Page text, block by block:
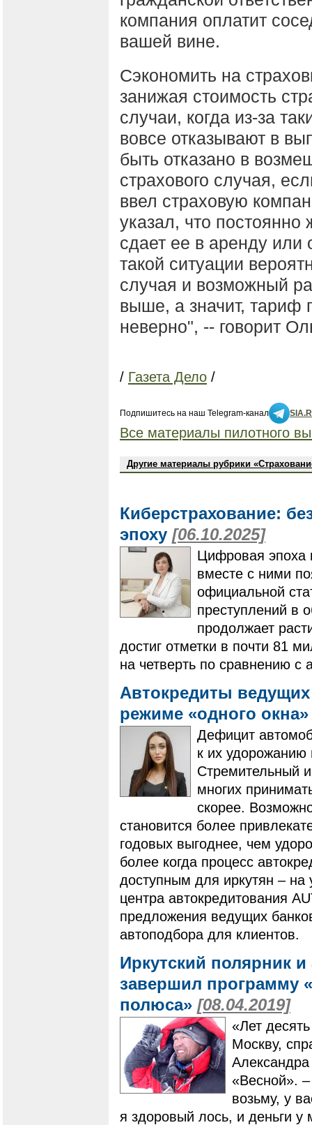
компания оплатит
вашей вине.
Сэкономить на
занижая стоимость
случаи, когда из-за
вовсе отказывают в
быть отказано в
страхового случая,
ввел страховую
указал, что
сдает ее в аренду или
такой ситуации
случая и возможный
выше, а значит, тариф
неверно", -- говорит
/ Газета Дело /
Подпишитесь на наш Telegram-канал
Все материалы пилотного
Другие материалы рубрики
Киберстрахование:
эпоху [06.10.2025]
​​​​​​​Цифровая эпоха
вместе с ними
официальной
преступлений в
продолжает
достиг отметки в почти 81
на четверть по сравнению
Автокредиты
режиме «одного
Дефицит
к их удорожанию
Стремительный
многих
скорее.
становится более
годовых выгоднее, чем
более когда процесс
доступным для иркутян –
центра автокредитования
предложения ведущих
автоподбора для клиентов.
Иркутский полярник
завершил программу
полюса» [08.04.2019]
«Лет
Москву,
«Весной».
возьму, у
я здоровый лось, и деньги у